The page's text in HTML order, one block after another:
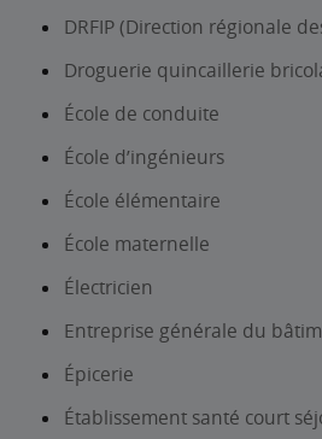
DRFIP (Direction régionale
Droguerie quincaillerie
École de conduite
École d’ingénieurs
École élémentaire
École maternelle
Électricien
Entreprise générale du
Épicerie
Établissement santé court